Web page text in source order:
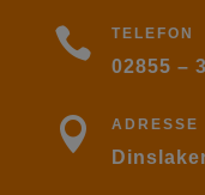
 TELEFON
02855 –
 ADRESSE